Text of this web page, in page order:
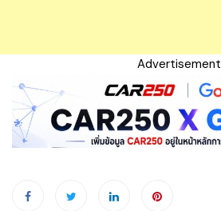
Advertisement